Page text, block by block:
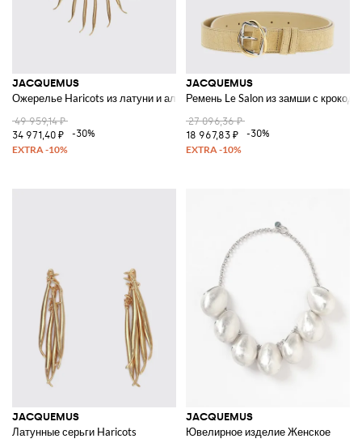
JACQUEMUS
Ожерелье Haricots из латуни и алюминия
49 959,14 ₽
34 971,40 ₽
-30%
JACQUEMUS
Ремень Le Salon из замши с
27 096,36 ₽
18 967,83 ₽
-30%
JACQUEMUS
Латунные серьги Haricots
JACQUEMUS
Ювелирное изделие Женское